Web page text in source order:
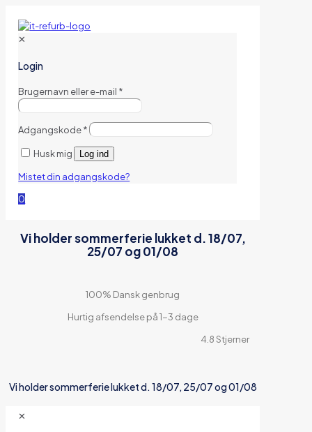
✕
Login
Brugernavn eller e-mail *
Adgangskode*
Husk mig Log ind
Mistet din adgangskode?
0
Vi holder sommerferie lukket d. 18/07,
25/07 og 01/08
100% Dansk genbrug
Hurtig afsendelse på 1-3 dage
4.8 Stjerner
Vi holder sommerferie lukket d. 18/07, 25/07 og 01/08
✕